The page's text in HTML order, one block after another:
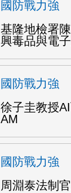
國防戰力強
基隆地檢署
興毒品與電
國防戰力強
徐子圭教授
AM
國防戰力強
周淵泰法制